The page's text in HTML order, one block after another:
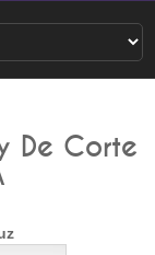
De Corte